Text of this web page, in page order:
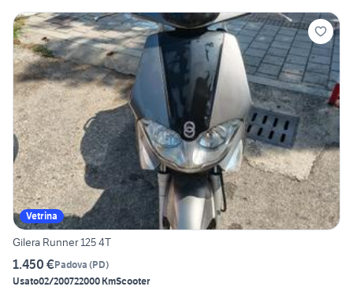
Vetrina
Gilera Runner 125 4T
1.450 €Padova (PD)
Usato02/200722000 KmScooter